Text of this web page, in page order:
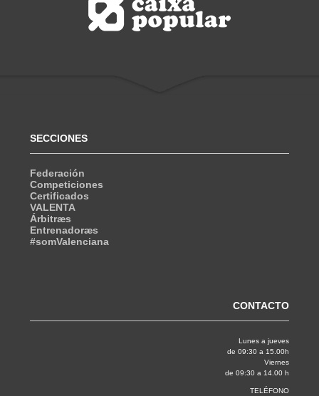
SECCIONES
Federación
Competiciones
Certificados
VALENTA
Árbitræs
Entrenadoræs
#somValenciana
CONTACTO
Lunes a jueves
de 09:30 a 15.00h
Viernes
de 09:30 a 14.00 h
TELÉFONO